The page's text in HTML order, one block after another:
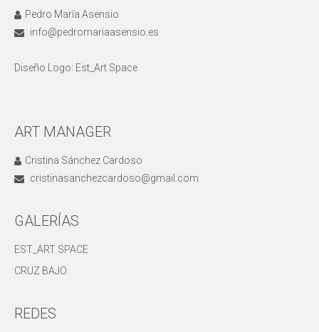
Pedro María Asensio
info@pedromariaasensio.es
Diseño Logo: Est_Art Space
ART MANAGER
Cristina Sánchez Cardoso
cristinasanchezcardoso@gmail.com
GALERÍAS
EST_ART SPACE
CRUZ BAJO
REDES